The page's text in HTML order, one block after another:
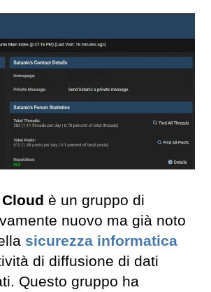
è un gruppo di
nuovo ma già noto
sicurezza informatica
di diffusione di dati
Questo gruppo ha